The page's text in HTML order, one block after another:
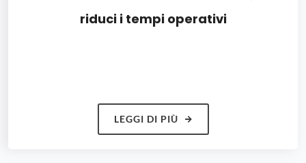
riduci i tempi operativi
LEGGI DI PIÙ